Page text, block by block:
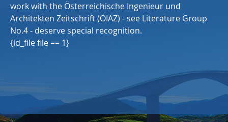
work with the Österreichische Ingenieur und
Architekten Zeitschrift (ÖIAZ) - see Literature Group
No.4 - deserve special recognition.
{id_file file == 1}